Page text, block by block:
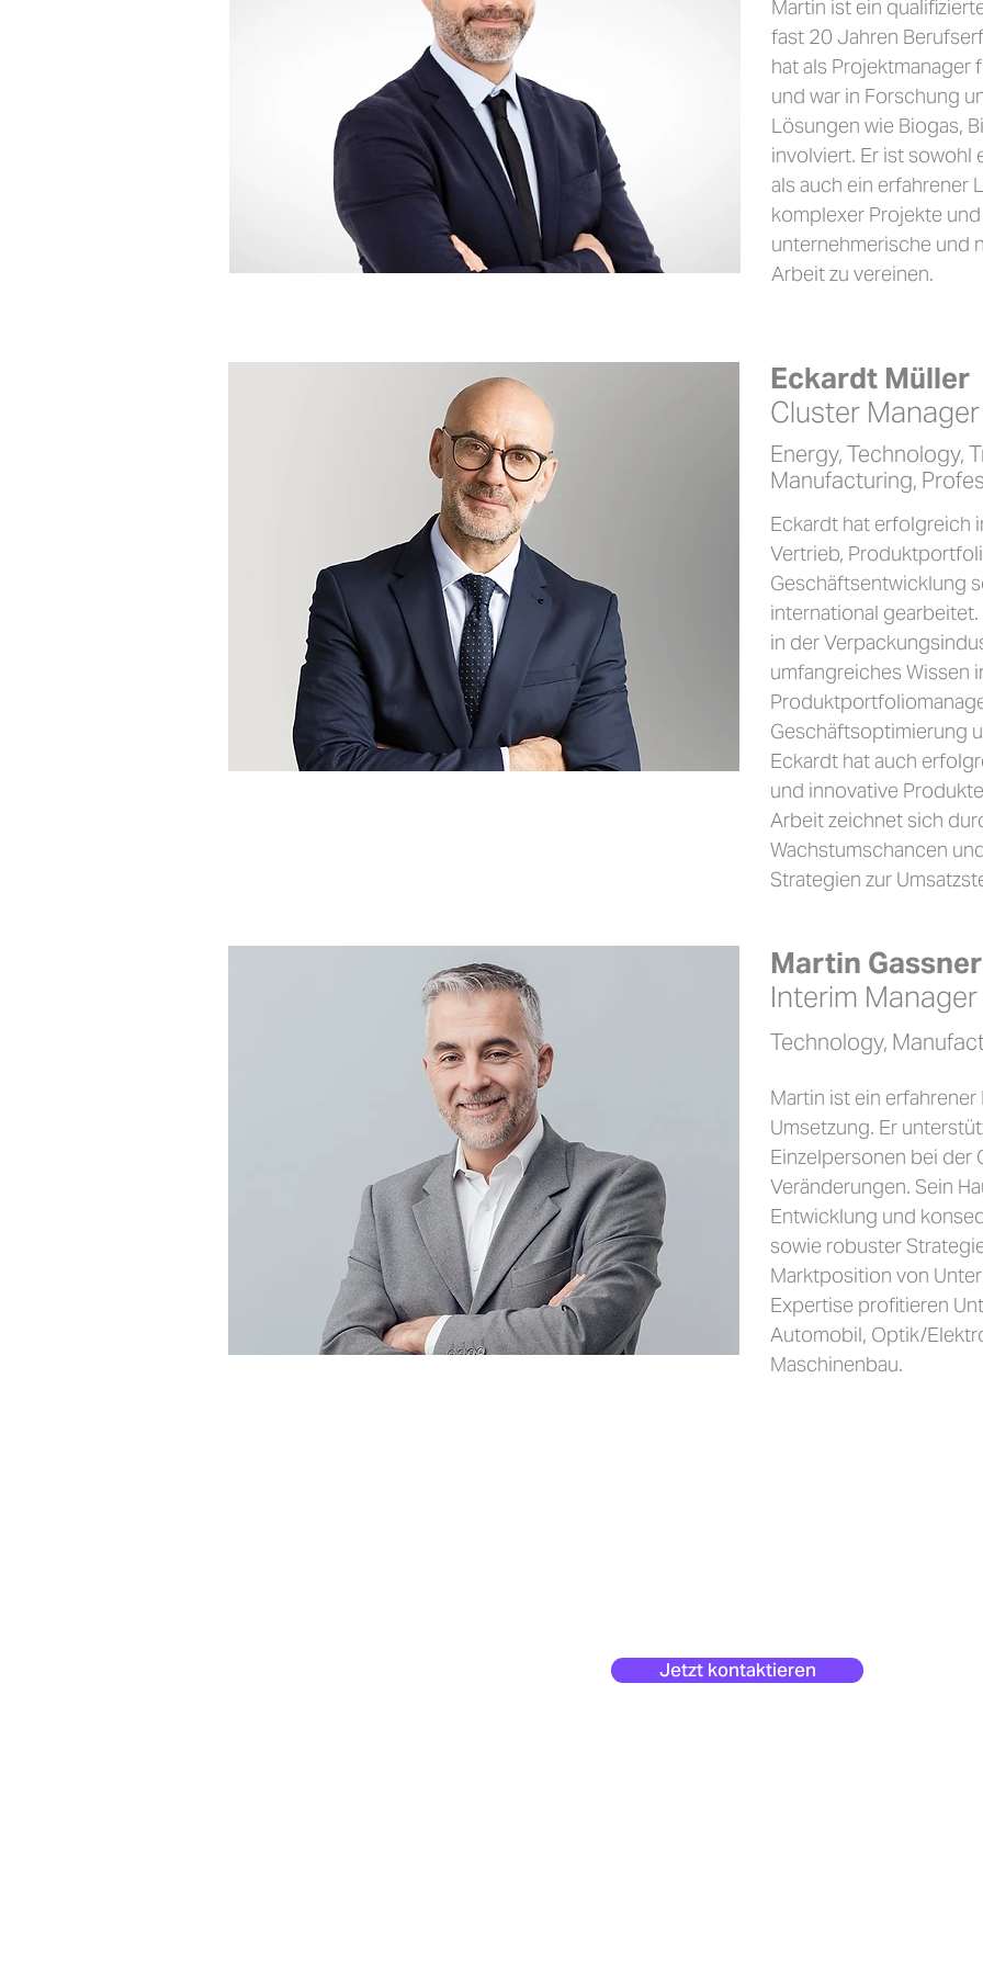
Martin ist ein
fast 20 Jahren
hat als
und war in Forschung
Lösungen wie Biogas,
involviert. Er ist sowohl
als auch ein erfahrener
komplexer Projekte
unternehmerische und
Arbeit zu vereinen.
Eckardt Müller
Cluster
Energy, Technology,
Manufacturing,
Eckardt hat erfolgreich
Vertrieb,
Geschäftsentwicklung
international
in der
umfangreiches Wissen
Geschäftsoptimierung
Eckardt hat auch
und innovative
Arbeit zeichnet sich
Wachstumschancen
Strategien zur
Martin Gassner
Interim
Martin ist ein
Umsetzung. Er
Einzelpersonen bei der
Veränderungen. Sein
Entwicklung und
sowie robuster
Marktposition von
Expertise profitieren
Automobil, Optik/
Maschinenbau.
Technology,
Jetzt kontaktieren